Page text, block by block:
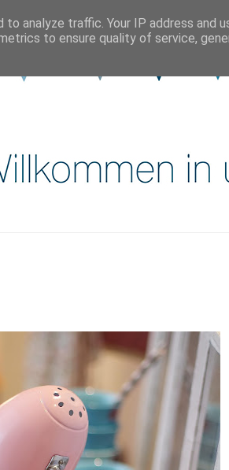
analyze traffic. Your IP address and
to ensure quality of service,